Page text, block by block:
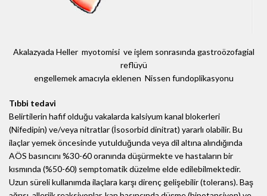
Akalazyada Heller myotomisi ve işlem sonrasında gastroözofagial
reflüyü
engellemek amacıyla eklenen Nissen fundoplikasyonu
Tıbbi tedavi
Belirtilerin hafif olduğu vakalarda kalsiyum kanal blokerleri
(Nifedipin) ve/veya nitratlar (İsosorbid dinitrat) yararlı olabilir. Bu
ilaçlar yemek öncesinde yutulduğunda veya dil altına alındığında
AÖS basıncını %30-60 oranında düşürmekte ve hastaların bir
kısmında (%50-60) semptomatik düzelme elde edilebilmektedir.
Uzun süreli kullanımda ilaçlara karşı direnç gelişebilir (tolerans). Baş